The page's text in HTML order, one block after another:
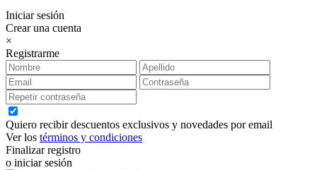
Iniciar sesión
Crear una cuenta
×
Registrarme
Quiero recibir descuentos exclusivos y novedades por email
Ver los términos y condiciones
Finalizar registro
o iniciar sesión